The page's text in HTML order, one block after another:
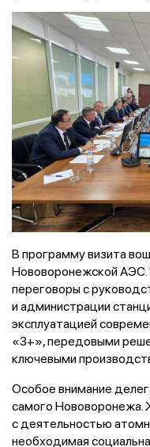
В программу визита
Нововоронежской АЭС.
переговоры с
и администрации
эксплуатацией
«3+», передовыми
ключевыми
Особое внимание
самого Нововоронежа.
с деятельностью
необходимая